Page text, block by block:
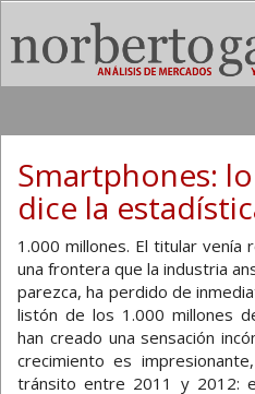
Smartphones:
dice la
1.000 millones. El titular venía
una frontera que la industria
parezca, ha perdido de
listón de los 1.000 millones
han creado una sensación
crecimiento es
tránsito entre 2011 y 2012: